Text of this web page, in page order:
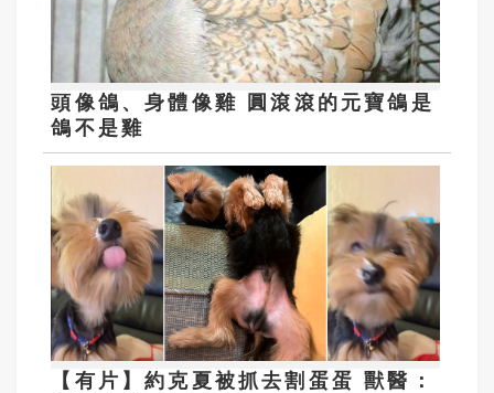
頭像鴿、身體像雞 圓滾滾的元寶鴿是
鴿不是雞
【有片】約克夏被抓去割蛋蛋 獸醫：